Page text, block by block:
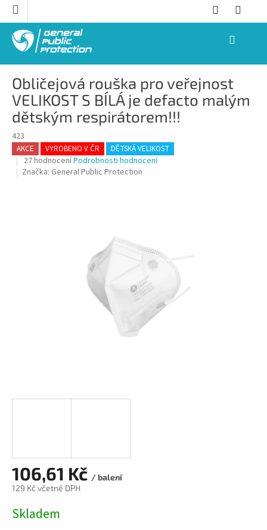
Přejít
obsah
NÁKUPNÍ
Obličejová rouška pro veřejnost
VELIKOST S BÍLÁ je defacto malým
dětským respirátorem!!!
423
AKCE VYROBENO V ČR DĚTSKÁ VELIKOST
Průměrné
hodnocení
27 hodnoceníPodrobnosti hodnocení
Značka: General Public Protection
106,61 Kč / balení
129 Kč včetně DPH
cena:
Skladem